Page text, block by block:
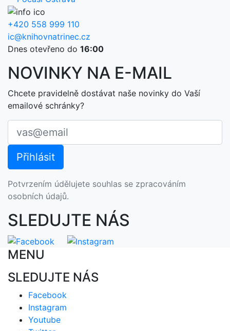
+420 558 999 110
ic@knihovnatrinec.cz
Dnes otevřeno do 16:00
NOVINKY NA E-MAIL
Chcete pravidelně dostávat naše novinky do Vaší
emailové schránky?
Potvrzením údělujete souhlas se zpracováním
osobních údajů.
SLEDUJTE NÁS
MENU
SLEDUJTE NÁS
Facebook
Instagram
Youtube